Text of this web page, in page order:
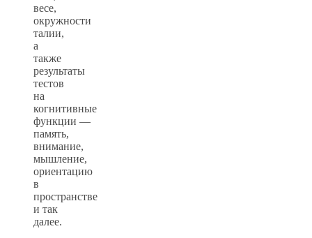
весе,
окружности
талии,
а
также
результаты
тестов
на
когнитивные
функции —
память,
внимание,
мышление,
ориентацию
в
пространстве
и так
далее.